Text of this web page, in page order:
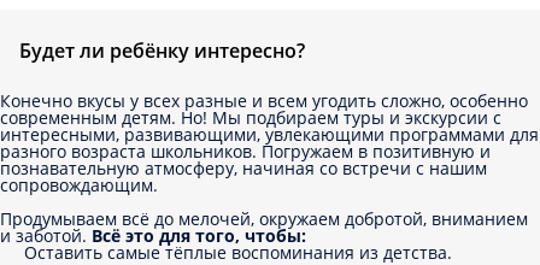
Будет ли ребёнку интересно?
Конечно вкусы у всех разные и всем угодить сложно, особенно
современным детям. Но! Мы подбираем туры и экскурсии с
интересными, развивающими, увлекающими программами для
разного возраста школьников. Погружаем в позитивную и
познавательную атмосферу, начиная со встречи с нашим
сопровождающим.
Продумываем всё до мелочей, окружаем добротой, вниманием
и заботой. Всё это для того, чтобы:
Оставить самые тёплые воспоминания из детства.